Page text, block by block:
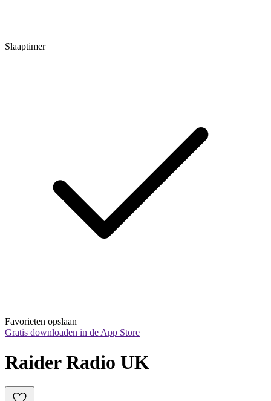
Slaaptimer
Favorieten opslaan
Gratis downloaden in de App Store
Raider Radio UK